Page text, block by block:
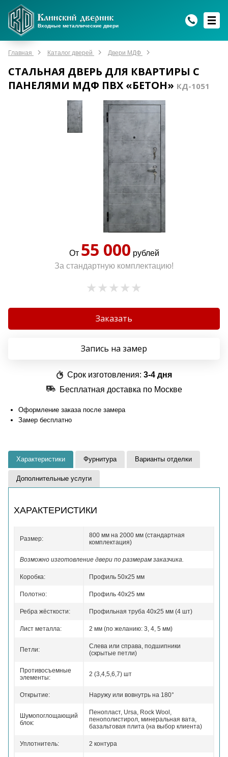
Входные металлические двери
Главная Каталог дверей Двери МДФ
СТАЛЬНАЯ ДВЕРЬ ДЛЯ КВАРТИРЫ С
ПАНЕЛЯМИ МДФ ПВХ «БЕТОН» КД-1051
От 55 000 рублей
За стандартную комплектацию!
Заказать
Запись на замер
Срок изготовления: 3-4 дня
Бесплатная доставка по Москве
Оформление заказа после замера
Замер бесплатно
Характеристики Фурнитура Варианты отделки
Дополнительные услуги
ХАРАКТЕРИСТИКИ
Размер:
800 мм на 2000 мм (стандартная
комплектация)
Возможно изготовление двери по размерам заказчика.
Коробка: Профиль 50x25 мм
Полотно: Профиль 40x25 мм
Ребра жёсткости: Профильная труба 40х25 мм (4 шт)
Лист металла: 2 мм (по желанию: 3, 4, 5 мм)
Петли:
Слева или справа, подшипники
(скрытые петли)
Противосъемные
элементы:
2 (3,4,5,6,7) шт
Открытие: Наружу или вовнутрь на 180°
Шумопоглощающий
блок:
Пенопласт, Ursa, Rock Wool,
пенополистирол, минеральная вата,
базальтовая плита (на выбор клиента)
Уплотнитель: 2 контура
Max
Мы онлайн!
WhatsApp
Мы онлайн!
Telegram
Мы онлайн!
Max
Мы онлайн!
WhatsApp
Мы онлайн!